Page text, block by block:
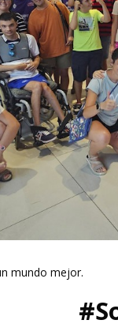
mundo mejor.